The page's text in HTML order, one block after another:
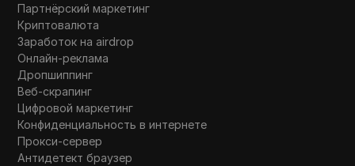
Партнёрский маркетинг
Криптовалюта
Заработок на airdrop
Онлайн-реклама
Дропшиппинг
Веб-скрапинг
Цифровой маркетинг
Конфиденциальность в интернете
Прокси-сервер
Антидетект браузер